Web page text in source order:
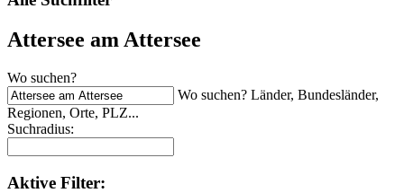
Attersee am Attersee
Wo suchen?
Wo suchen? Länder, Bundesländer,
Regionen, Orte, PLZ...
Suchradius:
Aktive Filter: